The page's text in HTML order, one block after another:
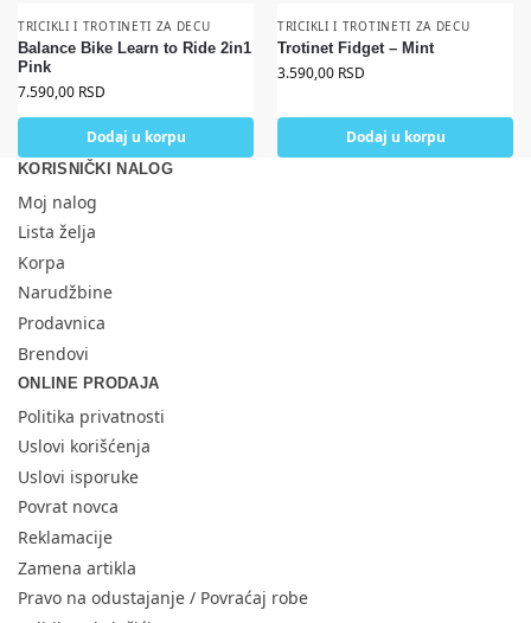
TRICIKLI I TROTINETI ZA DECU
Balance Bike Learn to Ride 2in1
Pink
7.590,00 RSD
Dodaj u korpu
TRICIKLI I TROTINETI ZA DECU
Trotinet Fidget – Mint
3.590,00 RSD
Dodaj u korpu
KORISNIČKI NALOG
Moj nalog
Lista želja
Korpa
Narudžbine
Prodavnica
Brendovi
ONLINE PRODAJA
Politika privatnosti
Uslovi korišćenja
Uslovi isporuke
Povrat novca
Reklamacije
Zamena artikla
Pravo na odustajanje / Povraćaj robe